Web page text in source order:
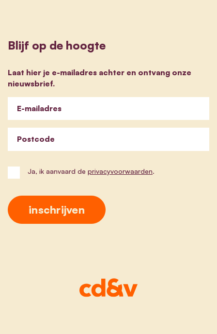
Blijf op de hoogte
Laat hier je e-mailadres achter en ontvang onze
nieuwsbrief.
E-mailadres
Postcode
Ja, ik aanvaard de privacyvoorwaarden.